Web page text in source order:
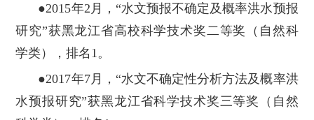
●2015年2月，“水文预报不确定及概率洪水预报
研究”获黑龙江省高校科学技术奖二等奖（自然科
学类），排名1。
●2017年7月，“水文不确定性分析方法及概率洪
水预报研究”获黑龙江省科学技术奖三等奖（自然